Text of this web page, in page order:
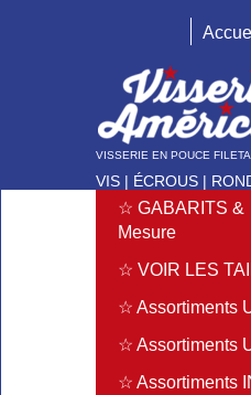
VISSERIE EN POUCE
VIS | ÉCROUS |
☆ GABARITS &
Mesure
☆ VOIR LES
☆ Assortiments
☆ Assortiments
☆ Assortiments